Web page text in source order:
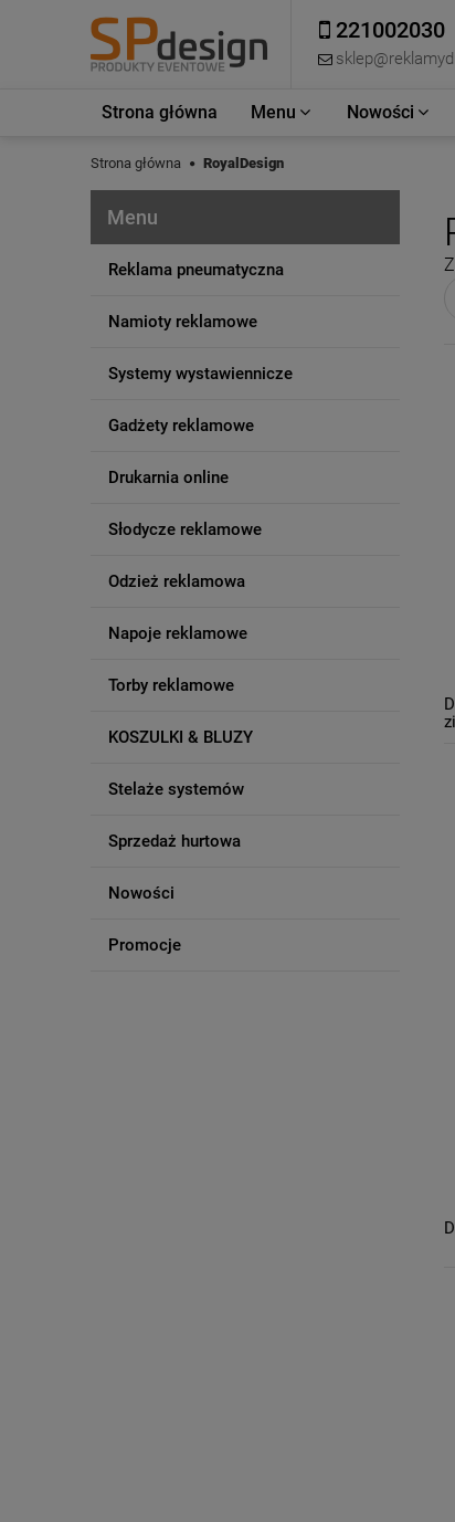
221002030
Strona główna Menu Nowości
Strona główna RoyalDesign
Menu
Reklama pneumatyczna
Namioty reklamowe
Systemy wystawiennicze
Gadżety reklamowe
Drukarnia online
Słodycze reklamowe
Odzież reklamowa
Napoje reklamowe
Torby reklamowe
KOSZULKI & BLUZY
Stelaże systemów
Sprzedaż hurtowa
Nowości
Promocje